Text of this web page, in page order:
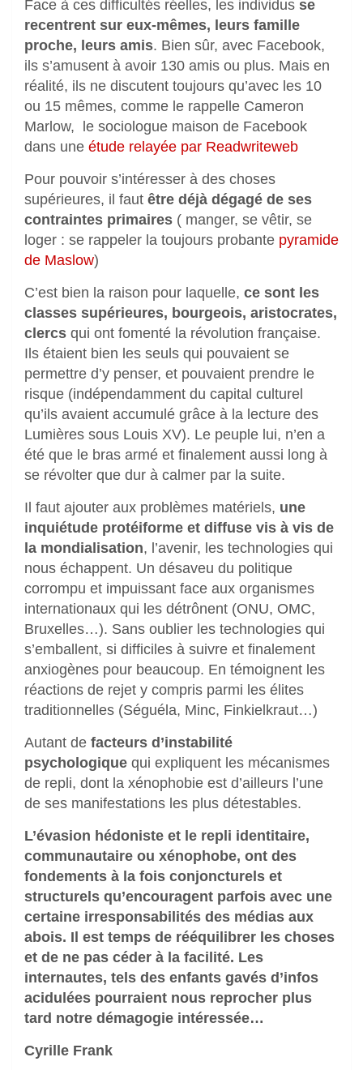
Face à ces difficultés réelles, les individus se
recentrent sur eux-mêmes, leurs famille
proche, leurs amis. Bien sûr, avec Facebook,
ils s’amusent à avoir 130 amis ou plus. Mais en
réalité, ils ne discutent toujours qu’avec les 10
ou 15 mêmes, comme le rappelle Cameron
Marlow, le sociologue maison de Facebook
dans une étude relayée par Readwriteweb
Pour pouvoir s’intéresser à des choses
supérieures, il faut être déjà dégagé de ses
contraintes primaires ( manger, se vêtir, se
loger : se rappeler la toujours probante pyramide
de Maslow)
C’est bien la raison pour laquelle, ce sont les
classes supérieures, bourgeois, aristocrates,
clercs qui ont fomenté la révolution française.
Ils étaient bien les seuls qui pouvaient se
permettre d’y penser, et pouvaient prendre le
risque (indépendamment du capital culturel
qu’ils avaient accumulé grâce à la lecture des
Lumières sous Louis XV). Le peuple lui, n’en a
été que le bras armé et finalement aussi long à
se révolter que dur à calmer par la suite.
Il faut ajouter aux problèmes matériels, une
inquiétude protéiforme et diffuse vis à vis de
la mondialisation, l’avenir, les technologies qui
nous échappent. Un désaveu du politique
corrompu et impuissant face aux organismes
internationaux qui les détrônent (ONU, OMC,
Bruxelles…). Sans oublier les technologies qui
s’emballent, si difficiles à suivre et finalement
anxiogènes pour beaucoup. En témoignent les
réactions de rejet y compris parmi les élites
traditionnelles (Séguéla, Minc, Finkielkraut…)
Autant de facteurs d’instabilité
psychologique qui expliquent les mécanismes
de repli, dont la xénophobie est d’ailleurs l’une
de ses manifestations les plus détestables.
L’évasion hédoniste et le repli identitaire,
communautaire ou xénophobe, ont des
fondements à la fois conjoncturels et
structurels qu’encouragent parfois avec une
certaine irresponsabilités des médias aux
abois. Il est temps de rééquilibrer les choses
et de ne pas céder à la facilité. Les
internautes, tels des enfants gavés d’infos
acidulées pourraient nous reprocher plus
tard notre démagogie intéressée…
Cyrille Frank